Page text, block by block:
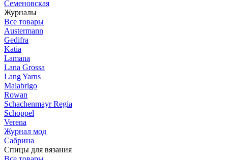
Семеновская
Журналы
Все товары
Austermann
Gedifra
Katia
Lamana
Lana Grossa
Lang Yarns
Malabrigo
Rowan
Schachenmayr Regia
Schoppel
Verena
Журнал мод
Сабрина
Спицы для вязания